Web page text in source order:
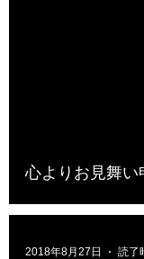
心よりお見舞い
2018年8月27日 読了